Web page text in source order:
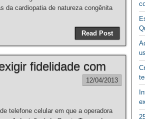
da cardiopatia de natureza congênita
Read Post
fidelidade com
12/04/2013
telefone celular em que a operadora